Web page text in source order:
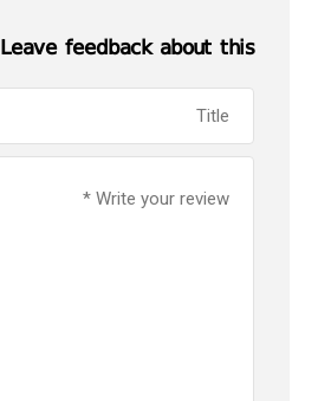
Leave feedback about this